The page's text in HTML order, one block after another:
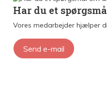
Har du et
Vores medarbejder hjælper
Send e-mail